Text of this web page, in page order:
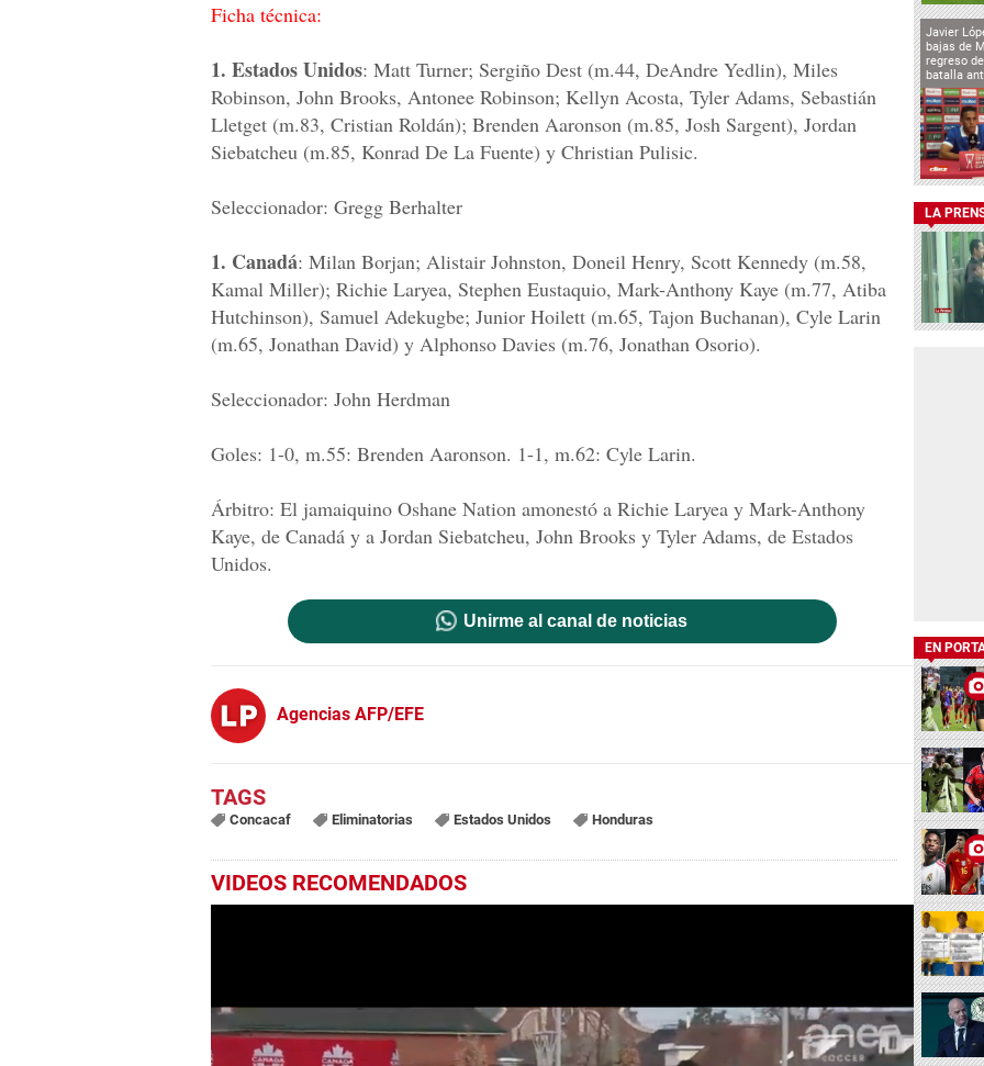
Ficha técnica:
1. Estados Unidos: Matt Turner; Sergiño Dest (m.44, DeAndre Yedlin), Miles
Robinson, John Brooks, Antonee Robinson; Kellyn Acosta, Tyler Adams, Sebastián
Lletget (m.83, Cristian Roldán); Brenden Aaronson (m.85, Josh Sargent), Jordan
Siebatcheu (m.85, Konrad De La Fuente) y Christian Pulisic.
Seleccionador: Gregg Berhalter
1. Canadá: Milan Borjan; Alistair Johnston, Doneil Henry, Scott Kennedy (m.58,
Kamal Miller); Richie Laryea, Stephen Eustaquio, Mark-Anthony Kaye (m.77, Atiba
Hutchinson), Samuel Adekugbe; Junior Hoilett (m.65, Tajon Buchanan), Cyle Larin
(m.65, Jonathan David) y Alphonso Davies (m.76, Jonathan Osorio).
Seleccionador: John Herdman
Goles: 1-0, m.55: Brenden Aaronson. 1-1, m.62: Cyle Larin.
Árbitro: El jamaiquino Oshane Nation amonestó a Richie Laryea y Mark-Anthony
Kaye, de Canadá y a Jordan Siebatcheu, John Brooks y Tyler Adams, de Estados
Unidos.
Unirme al canal de noticias
Agencias AFP/EFE
Concacaf Eliminatorias Estados Unidos Honduras
VIDEOS RECOMENDADOS
Javier
bajas de
regreso
batalla
LA
EN